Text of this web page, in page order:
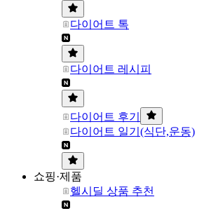
다이어트 톡
다이어트 레시피
다이어트 후기
다이어트 일기(식단,운동)
쇼핑·제품
헬시딜 상품 추천